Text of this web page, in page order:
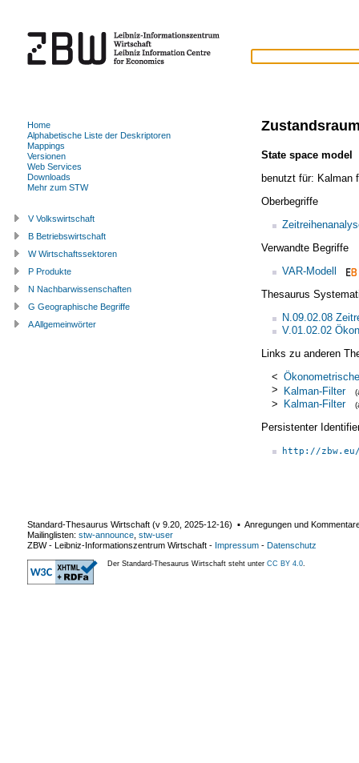
State space model
benutzt für: Kalman
Oberbegriffe
Verwandte Begriffe
VAR-Modell
Thesaurus
N.09.02.08
V.01.02.02
Links zu anderen
<
> Kalman-Filter
> Kalman-Filter
Persistenter
http://
Home
Alphabetische Liste der Deskriptoren
Mappings
Versionen
Web Services
Downloads
Mehr zum STW
V Volkswirtschaft
B Betriebswirtschaft
W Wirtschaftssektoren
P Produkte
N Nachbarwissenschaften
G Geographische Begriffe
A Allgemeinwörter
Standard-Thesaurus Wirtschaft (v 9.20 2025-12-16) ▪ Anregungen und
Mailinglisten: stw-announce stw-user
ZBW - Leibniz-Informationszentrum Wirtschaft - Impressum - Datenschutz
Der Standard-Thesaurus Wirtschaft steht unter CC BY 4.0